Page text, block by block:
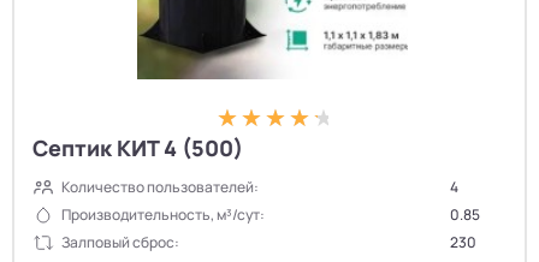
Септик КИТ 4 (500)
Количество пользователей:
4
Производительность, м³/сут:
0.85
Залповый сброс:
230